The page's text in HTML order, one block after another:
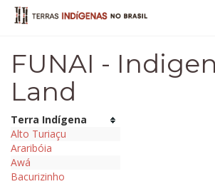
FUNAI -
Land
Terra Indígena
Alto Turiaçu
Araribóia
Awá
Bacurizinho